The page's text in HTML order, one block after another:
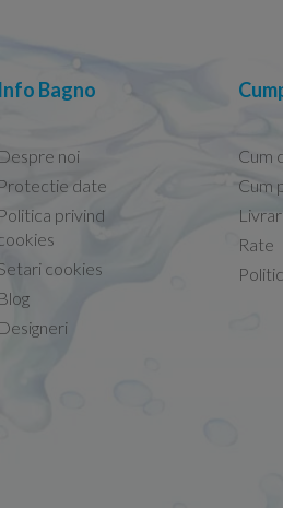
Info Bagno
Despre noi
Protectie date
Politica privind
cookies
Blog
Designeri
Cum
Cum
Rate